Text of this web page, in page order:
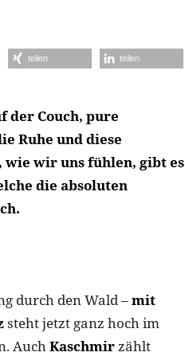
teilen teilen
der Couch, pure
Ruhe und diese
wir uns fühlen, gibt es
die absoluten
durch den Wald –mit
steht jetzt ganz hoch im
AuchKaschmirzählt